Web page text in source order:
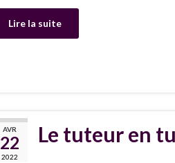
Lire la suite
AVR
22
2022
Le tuteur en